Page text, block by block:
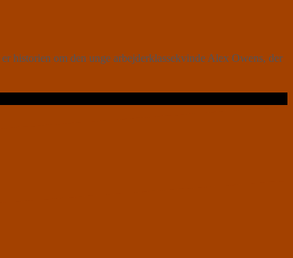
historien om den unge arbejderklassekvinde Alex Owens, der